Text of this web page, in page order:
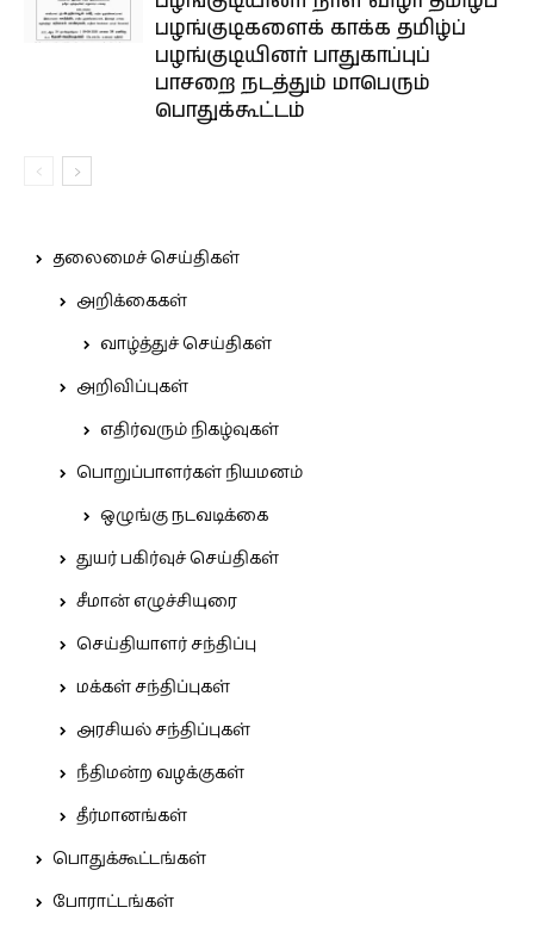
பழங்குடிகளைக் காக்க தமிழ்ப்
பழங்குடியினர் பாதுகாப்புப்
பாசறை நடத்தும் மாபெரும்
பொதுக்கூட்டம்
தலைமைச் செய்திகள்
அறிக்கைகள்
வாழ்த்துச் செய்திகள்
அறிவிப்புகள்
எதிர்வரும் நிகழ்வுகள்
பொறுப்பாளர்கள் நியமனம்
ஒழுங்கு நடவடிக்கை
துயர் பகிர்வுச் செய்திகள்
சீமான் எழுச்சியுரை
செய்தியாளர் சந்திப்பு
மக்கள் சந்திப்புகள்
அரசியல் சந்திப்புகள்
நீதிமன்ற வழக்குகள்
தீர்மானங்கள்
பொதுக்கூட்டங்கள்
போராட்டங்கள்